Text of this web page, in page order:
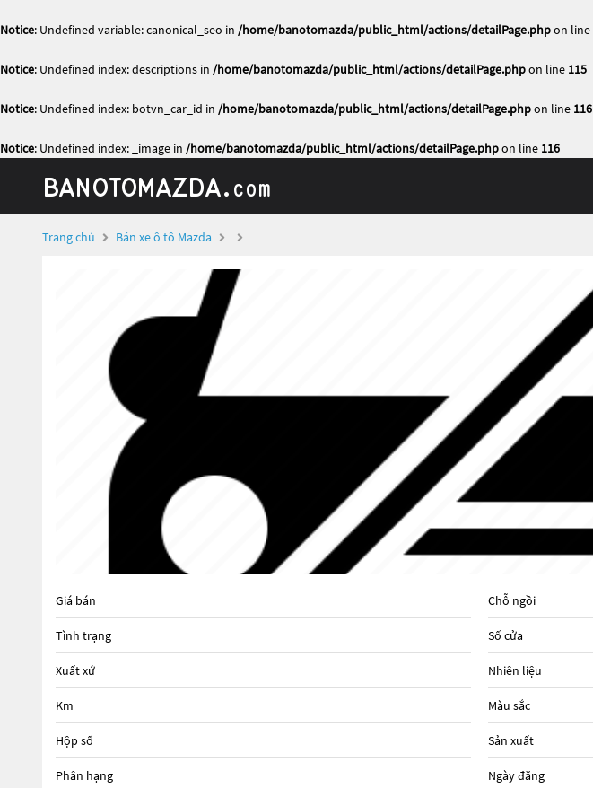
Notice: Undefined variable: canonical_seo in /home/banotomazda/public_html/actions/detailPage.phpon line
Notice: Undefined index: descriptions in /home/banotomazda/public_html/actions/detailPage.phpon line 115
Notice: Undefined index: botvn_car_id in /home/banotomazda/public_html/actions/detailPage.phpon line 116
Notice: Undefined index: _image in /home/banotomazda/public_html/actions/detailPage.phpon line 116
Trang chủ Bán xe ô tô Mazda
Giá bán
Tình trạng
Xuất xứ
Km
Hộp số
Phân hạng
Chỗ ngồi
Số cửa
Nhiên liệu
Màu sắc
Sản xuất
Ngày đăng